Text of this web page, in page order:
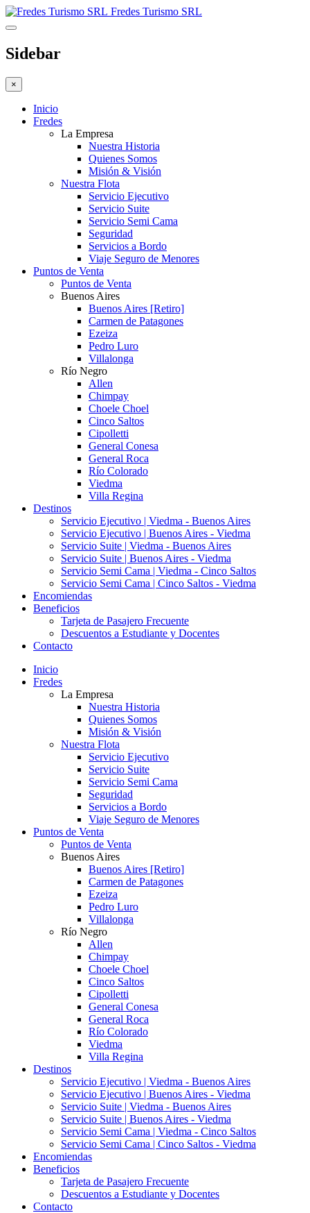
Fredes Turismo SRL
Sidebar
×
Inicio
Fredes
La Empresa
Nuestra Historia
Quienes Somos
Misión & Visión
Nuestra Flota
Servicio Ejecutivo
Servicio Suite
Servicio Semi Cama
Seguridad
Servicios a Bordo
Viaje Seguro de Menores
Puntos de Venta
Puntos de Venta
Buenos Aires
Buenos Aires [Retiro]
Carmen de Patagones
Ezeiza
Pedro Luro
Villalonga
Río Negro
Allen
Chimpay
Choele Choel
Cinco Saltos
Cipolletti
General Conesa
General Roca
Río Colorado
Viedma
Villa Regina
Destinos
Servicio Ejecutivo | Viedma - Buenos Aires
Servicio Ejecutivo | Buenos Aires - Viedma
Servicio Suite | Viedma - Buenos Aires
Servicio Suite | Buenos Aires - Viedma
Servicio Semi Cama | Viedma - Cinco Saltos
Servicio Semi Cama | Cinco Saltos - Viedma
Encomiendas
Beneficios
Tarjeta de Pasajero Frecuente
Descuentos a Estudiante y Docentes
Contacto
Inicio
Fredes
La Empresa
Nuestra Historia
Quienes Somos
Misión & Visión
Nuestra Flota
Servicio Ejecutivo
Servicio Suite
Servicio Semi Cama
Seguridad
Servicios a Bordo
Viaje Seguro de Menores
Puntos de Venta
Puntos de Venta
Buenos Aires
Buenos Aires [Retiro]
Carmen de Patagones
Ezeiza
Pedro Luro
Villalonga
Río Negro
Allen
Chimpay
Choele Choel
Cinco Saltos
Cipolletti
General Conesa
General Roca
Río Colorado
Viedma
Villa Regina
Destinos
Servicio Ejecutivo | Viedma - Buenos Aires
Servicio Ejecutivo | Buenos Aires - Viedma
Servicio Suite | Viedma - Buenos Aires
Servicio Suite | Buenos Aires - Viedma
Servicio Semi Cama | Viedma - Cinco Saltos
Servicio Semi Cama | Cinco Saltos - Viedma
Encomiendas
Beneficios
Tarjeta de Pasajero Frecuente
Descuentos a Estudiante y Docentes
Contacto